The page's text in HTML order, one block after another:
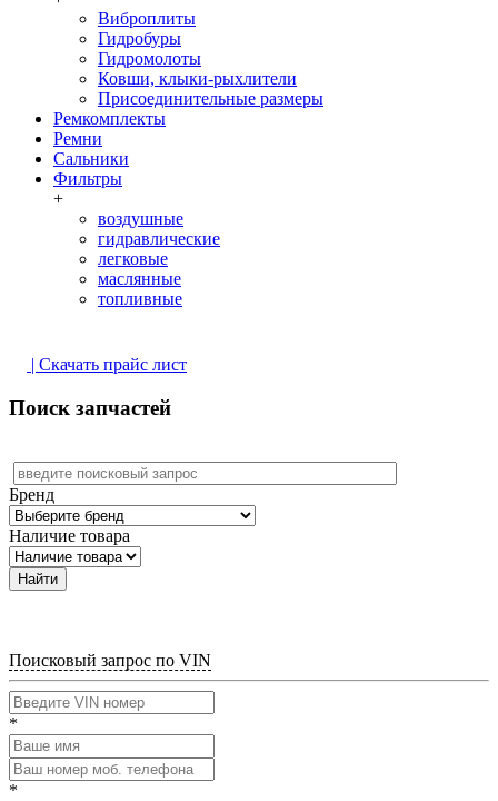
Виброплиты
Гидробуры
Гидромолоты
Ковши, клыки-рыхлители
Присоединительные размеры
Ремкомплекты
Ремни
Сальники
Фильтры
+
воздушные
гидравлические
легковые
маслянные
топливные
| Скачать прайс лист
Поиск запчастей
Бренд
Наличие товара
Найти
Поисковый запрос по VIN
*
*